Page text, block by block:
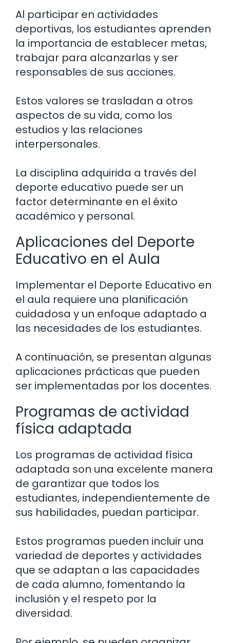
Al participar en actividades
deportivas, los estudiantes aprenden
la importancia de establecer metas,
trabajar para alcanzarlas y ser
responsables de sus acciones.
Estos valores se trasladan a otros
aspectos de su vida, como los
estudios y las relaciones
interpersonales.
La disciplina adquirida a través del
deporte educativo puede ser un
factor determinante en el éxito
académico y personal.
Aplicaciones del Deporte
Educativo en el Aula
Implementar el Deporte Educativo en
el aula requiere una planificación
cuidadosa y un enfoque adaptado a
las necesidades de los estudiantes.
A continuación, se presentan algunas
aplicaciones prácticas que pueden
ser implementadas por los docentes.
Programas de actividad
física adaptada
Los programas de actividad física
adaptada son una excelente manera
de garantizar que todos los
estudiantes, independientemente de
sus habilidades, puedan participar.
Estos programas pueden incluir una
variedad de deportes y actividades
que se adaptan a las capacidades
de cada alumno, fomentando la
inclusión y el respeto por la
diversidad.